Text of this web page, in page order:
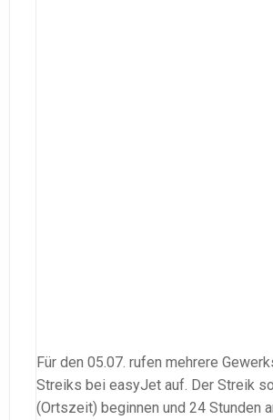
Für den 05.07. rufen mehrere
Streiks bei easyJet auf. Der Streik
(Ortszeit) beginnen und 24 Stunden